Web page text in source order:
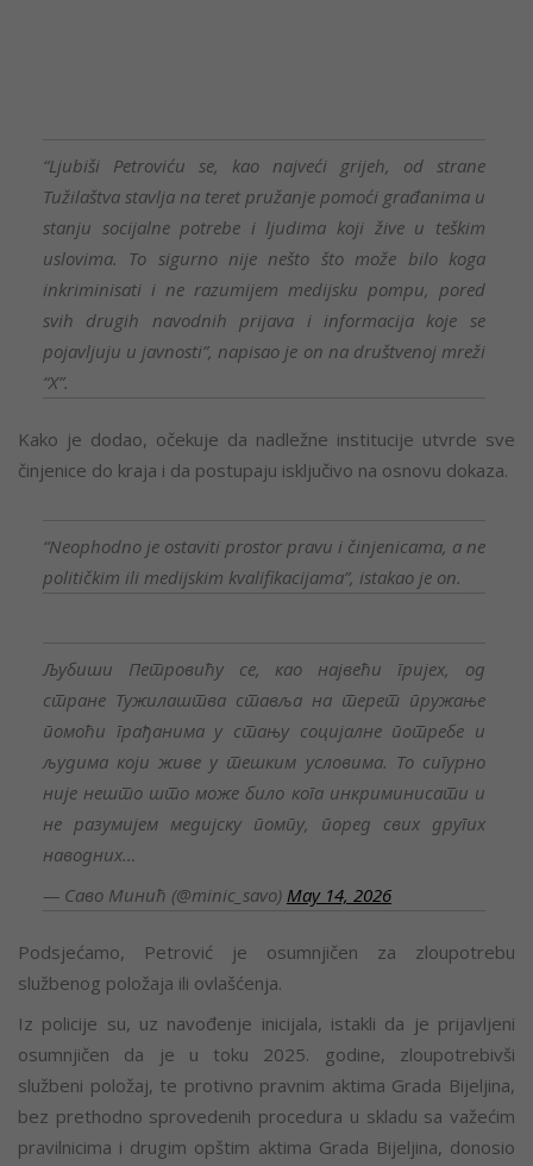
“Ljubiši Petroviću se, kao najveći grijeh, od strane
Tužilaštva stavlja na teret pružanje pomoći građanima u
stanju socijalne potrebe i ljudima koji žive u teškim
uslovima. To sigurno nije nešto što može bilo koga
inkriminisati i ne razumijem medijsku pompu, pored
svih drugih navodnih prijava i informacija koje se
pojavljuju u javnosti”, napisao je on na društvenoj mreži
“X”.
Kako je dodao, očekuje da nadležne institucije utvrde sve
činjenice do kraja i da postupaju isključivo na osnovu dokaza.
“Neophodno je ostaviti prostor pravu i činjenicama, a ne
političkim ili medijskim kvalifikacijama”, istakao je on.
Љубиши Петровићу се, као највећи гријех, од
стране Тужилаштва ставља на терет пружање
помоћи грађанима у стању социјалне потребе и
људима који живе у тешким условима. То сигурно
није нешто што може било кога инкриминисати и
не разумијем медијску помпу, поред свих других
наводних…
— Саво Минић (@minic_savo) May 14, 2026
Podsjećamo, Petrović je osumnjičen za zloupotrebu
službenog položaja ili ovlašćenja.
Iz policije su, uz navođenje inicijala, istakli da je prijavljeni
osumnjičen da je u toku 2025. godine, zloupotrebivši
službeni položaj, te protivno pravnim aktima Grada Bijeljina,
bez prethodno sprovedenih procedura u skladu sa važećim
pravilnicima i drugim opštim aktima Grada Bijeljina, donosio